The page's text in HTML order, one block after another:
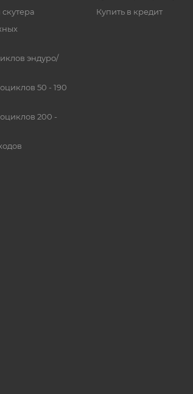
эндуро/
50 - 190
200 -
Купить в кредит